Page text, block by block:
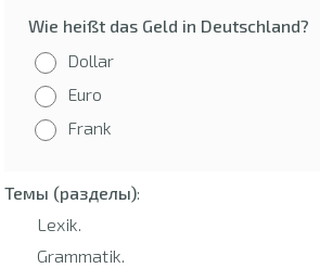
Wie heißt das Geld in Deutschland?
Dollar
Euro
Frank
Темы (разделы):
Lexik.
Grammatik.